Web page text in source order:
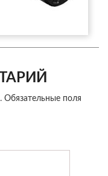
Обязательные поля